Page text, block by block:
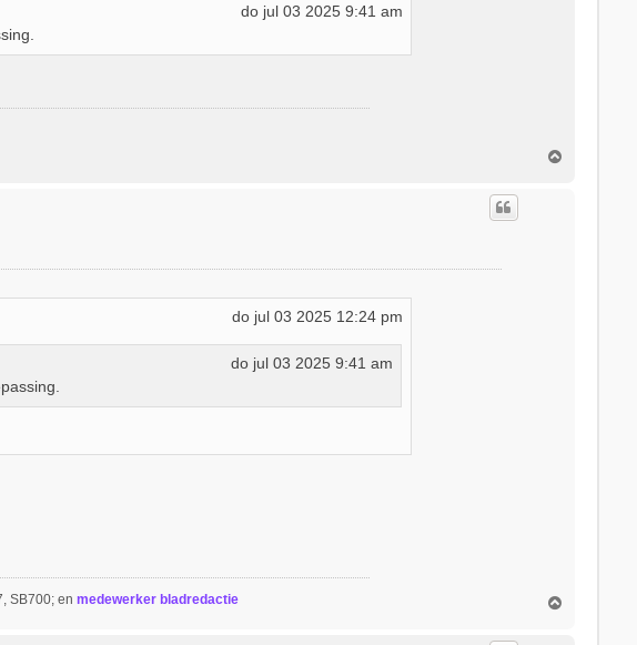
do jul 03 2025 9:41 am
do jul 03 2025 12:24 pm
do jul 03 2025 9:41 am
SB700; en medewerker bladredactie